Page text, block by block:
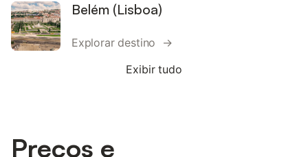
Belém (Lisboa)
Explorar destino →
Exibir tudo
Preços e